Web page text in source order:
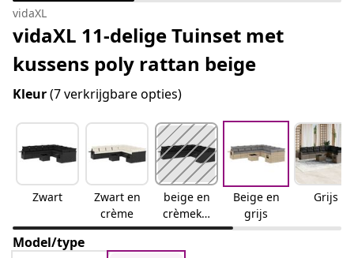
vidaXL
vidaXL 11-delige Tuinset met
kussens poly rattan beige
Kleur(7 verkrijgbare opties)
Zwart
Zwart en
crème
beige en
crèmekle
urig
Beige en
grijs
Grijs
Model/type